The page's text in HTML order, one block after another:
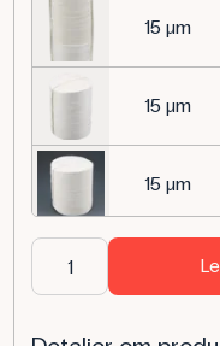
15 μm
15 μm
15 μm